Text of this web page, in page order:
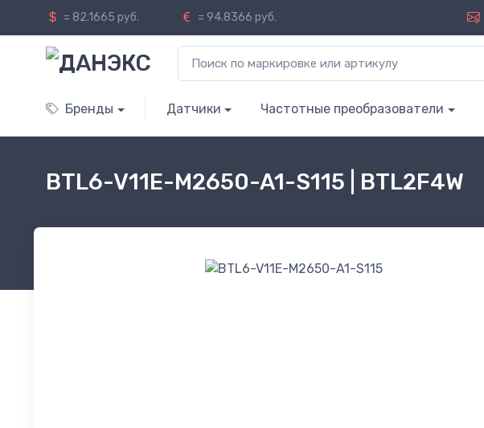
= 82.1665 руб. = 94.8366 руб.
Бренды Датчики Частотные преобразователи
BTL6-V11E-M2650-A1-S115 | BTL2F4W